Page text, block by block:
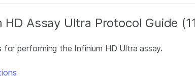
HD Assay Ultra Protocol Guide
for performing the Infinium HD Ultra assay.